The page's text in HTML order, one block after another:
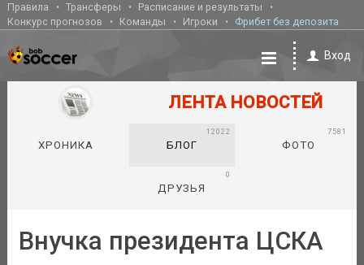
Правила Трансферы
Расписание и результаты
Конкурс прогнозов
Команды Игроки Фрибет без депозита
Вход
ЛЕНТА НОВОСТЕЙ
ХРОНИКА БЛОГ
12022
ФОТО
7581
ДРУЗЬЯ
0
Внучка президента ЦСКА